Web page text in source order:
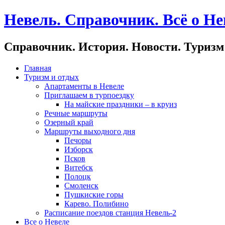
Невель. Справочник. Всё о
Справочник. История. Новости. Туризм
Главная
Туризм и отдых
Апартаменты в Невеле
Приглашаем в турпоездку
На майские праздники – в круиз
Речные маршруты
Озерный край
Маршруты выходного дня
Печоры
Изборск
Псков
Витебск
Полоцк
Смоленск
Пушкиские горы
Карево. Полибино
Расписание поездов станция Невель-2
Все о Невеле